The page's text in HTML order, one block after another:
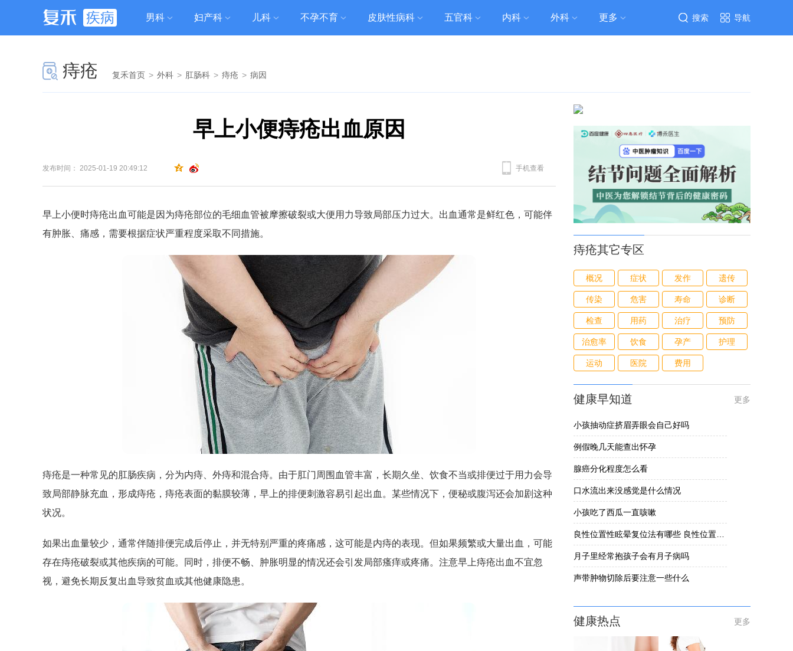
疾病 男科 妇产科 儿科 不孕不育 皮肤性病科 五官科 内科 外科 更多 导航
搜索
痔疮 复禾首页 > 外科 > 肛肠科 > 痔疮 > 病因
早上小便痔疮出血原因
发布时间： 2025-01-19 20:49:12 手机查看
早上小便时痔疮出血可能是因为痔疮部位的毛细血管被摩擦破裂或大便用力导致局部压力过大。出血通常是鲜红色，可能伴
有肿胀、痛感，需要根据症状严重程度采取不同措施。
痔疮是一种常见的肛肠疾病，分为内痔、外痔和混合痔。由于肛门周围血管丰富，长期久坐、饮食不当或排便过于用力会导
致局部静脉充血，形成痔疮，痔疮表面的黏膜较薄，早上的排便刺激容易引起出血。某些情况下，便秘或腹泻还会加剧这种
状况。
如果出血量较少，通常伴随排便完成后停止，并无特别严重的疼痛感，这可能是内痔的表现。但如果频繁或大量出血，可能
存在痔疮破裂或其他疾病的可能。同时，排便不畅、肿胀明显的情况还会引发局部瘙痒或疼痛。注意早上痔疮出血不宜忽
视，避免长期反复出血导致贫血或其他健康隐患。
痔疮其它专区
概况 症状 发作 遗传
传染 危害 寿命 诊断
检查 用药 治疗 预防
治愈率 饮食 孕产 护理
运动 医院 费用
健康早知道 更多
小孩抽动症挤眉弄眼会自己好吗
例假晚几天能查出怀孕
腺癌分化程度怎么看
口水流出来没感觉是什么情况
小孩吃了西瓜一直咳嗽
良性位置性眩晕复位法有哪些 良性位置性眩晕要怎么办
月子里经常抱孩子会有月子病吗
声带肿物切除后要注意一些什么
健康热点 更多